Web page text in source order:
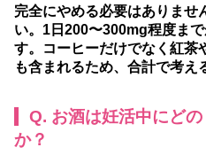
完全にやめる必要はありませ
い。1日200〜300mg程度ま
す。コーヒーだけでなく紅茶
も含まれるため、合計で考え
Q. お酒は妊活中にど
か？